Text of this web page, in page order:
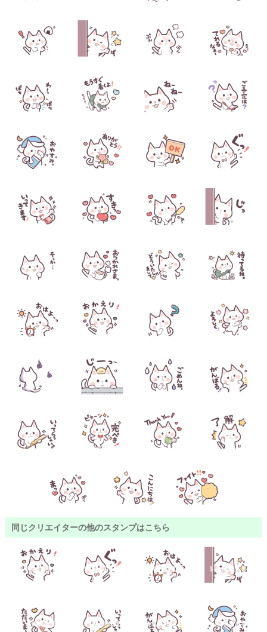
同じクリエイターの他のスタンプはこちら